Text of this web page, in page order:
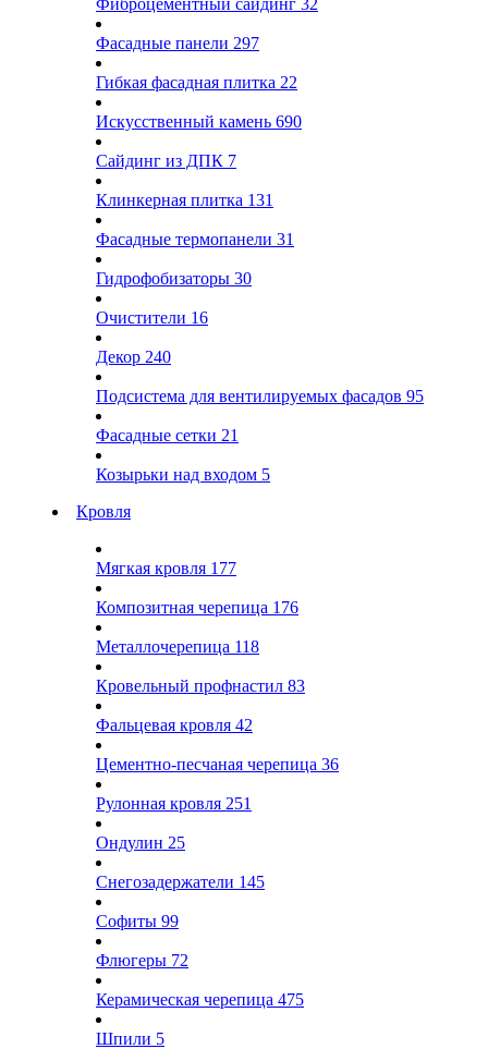
Фиброцементный сайдинг 32
Фасадные панели 297
Гибкая фасадная плитка 22
Искусственный камень 690
Сайдинг из ДПК 7
Клинкерная плитка 131
Фасадные термопанели 31
Гидрофобизаторы 30
Очистители 16
Декор 240
Подсистема для вентилируемых фасадов 95
Фасадные сетки 21
Козырьки над входом 5
Кровля
Мягкая кровля 177
Композитная черепица 176
Металлочерепица 118
Кровельный профнастил 83
Фальцевая кровля 42
Цементно-песчаная черепица 36
Рулонная кровля 251
Ондулин 25
Снегозадержатели 145
Софиты 99
Флюгеры 72
Керамическая черепица 475
Шпили 5